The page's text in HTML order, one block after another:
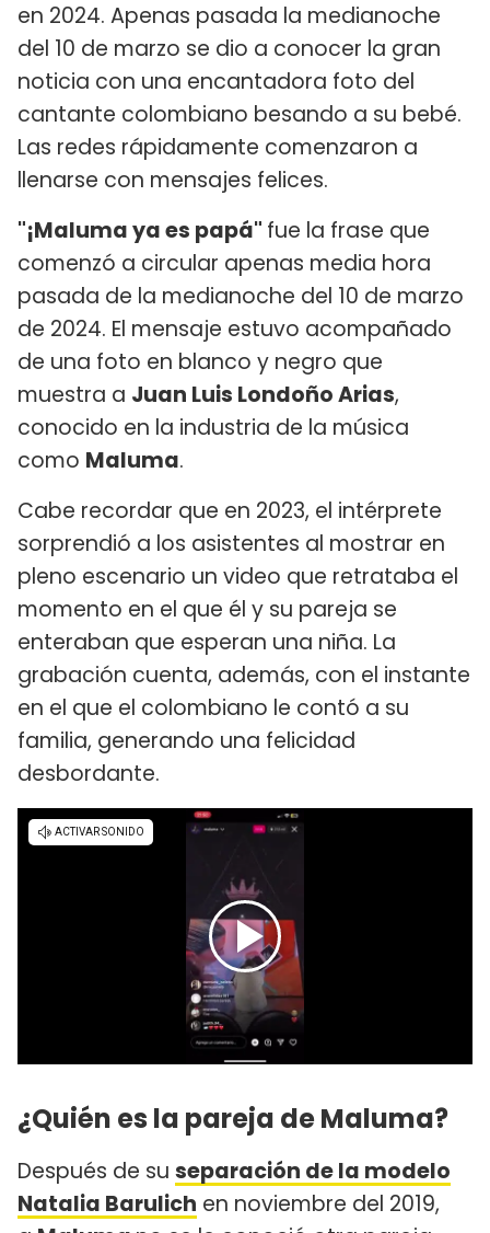
en 2024. Apenas pasada la medianoche
del 10 de marzo se dio a conocer la gran
noticia con una encantadora foto del
cantante colombiano besando a su bebé.
Las redes rápidamente comenzaron a
llenarse con mensajes felices.
"¡Maluma ya es papá" fue la frase que
comenzó a circular apenas media hora
pasada de la medianoche del 10 de marzo
de 2024. El mensaje estuvo acompañado
de una foto en blanco y negro que
muestra a Juan Luis Londoño Arias,
conocido en la industria de la música
como Maluma.
Cabe recordar que en 2023, el intérprete
sorprendió a los asistentes al mostrar en
pleno escenario un video que retrataba el
momento en el que él y su pareja se
enteraban que esperan una niña. La
grabación cuenta, además, con el instante
en el que el colombiano le contó a su
familia, generando una felicidad
desbordante.
¿Quién es la pareja de Maluma?
Después de su separación de la modelo
Natalia Barulich en noviembre del 2019,